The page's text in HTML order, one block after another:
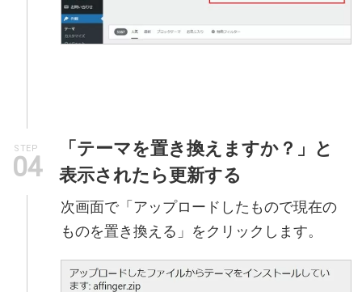
STEP
「テーマを置き換えますか？」と
表示されたら更新する
次画面で「アップロードしたもので現在の
ものを置き換える」をクリックします。